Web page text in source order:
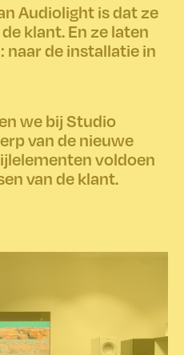
Audiolight is dat ze
klant. En ze laten
naar de installatie in
we bij Studio
van de nieuwe
voldoen
van de klant.